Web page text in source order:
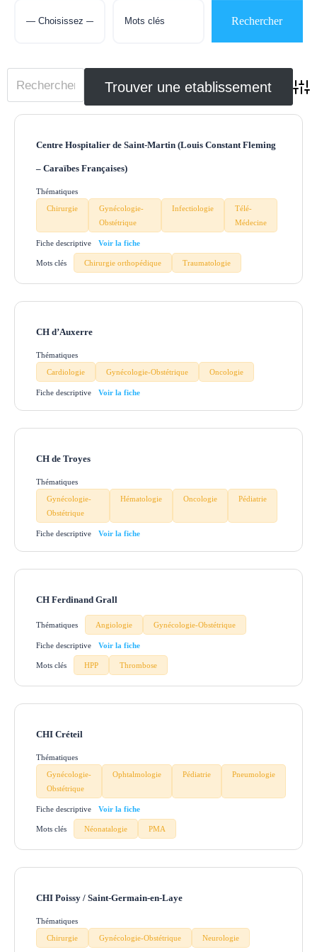
Centre Hospitalier de Saint-Martin (Louis Constant Fleming
– Caraïbes Françaises)
Thématiques
Chirurgie
Gynécologie-
Obstétrique
Infectiologie
Télé-
Médecine
Fiche descriptive
Mots clés Chirurgie orthopédique Traumatologie
CH d’Auxerre
Thématiques
Cardiologie
Gynécologie-Obstétrique Oncologie
Fiche descriptive
CH de Troyes
Thématiques
Gynécologie-
Obstétrique
Hématologie Oncologie Pédiatrie
Fiche descriptive
CH Ferdinand Grall
Thématiques Angiologie Gynécologie-Obstétrique
Fiche descriptive
Mots clés HPP Thrombose
CHI Créteil
Thématiques
Gynécologie-
Obstétrique
Ophtalmologie Pédiatrie Pneumologie
Fiche descriptive
Mots clés Néonatalogie PMA
CHI Poissy / Saint-Germain-en-Laye
Thématiques
Chirurgie
Gynécologie-Obstétrique Neurologie